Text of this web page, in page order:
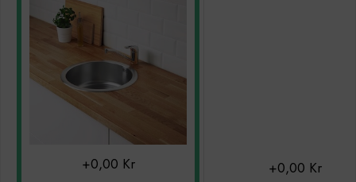
+0,00 Kr +0,00 Kr